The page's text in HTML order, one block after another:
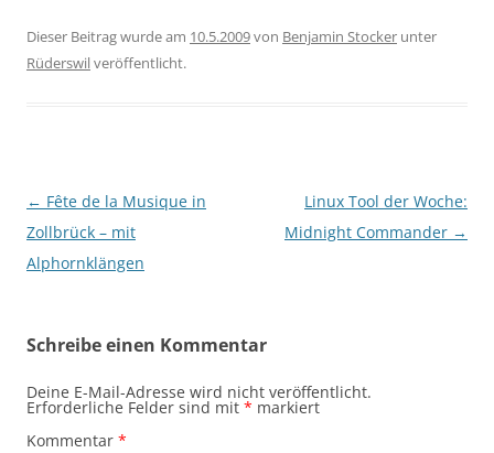
Dieser Beitrag wurde am 10.5.2009von Benjamin Stocker unter
Rüderswilveröffentlicht.
Beitragsnavigation
← Fête de la Musique in
Zollbrück – mit
Alphornklängen
Linux Tool der Woche:
Midnight Commander →
Schreibe einen Kommentar
Deine E-Mail-Adresse wird nicht veröffentlicht.
Erforderliche Felder sind mit * markiert
Kommentar *